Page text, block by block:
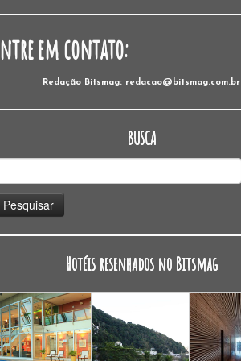
em contato:
Redação Bitsmag: redacao@bitsmag.com.br
BUSCA
Hotéis resenhados no Bitsmag